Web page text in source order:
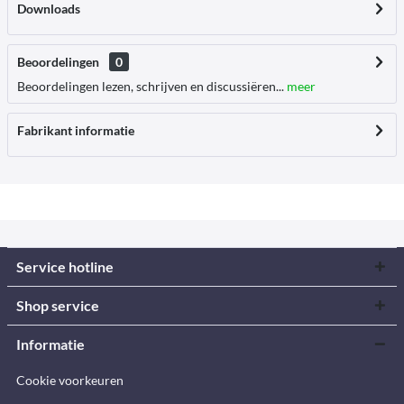
Downloads
Beoordelingen
0
Beoordelingen lezen, schrijven en discussiëren... meer
Fabrikant informatie
Service hotline
Shop service
Informatie
Cookie voorkeuren